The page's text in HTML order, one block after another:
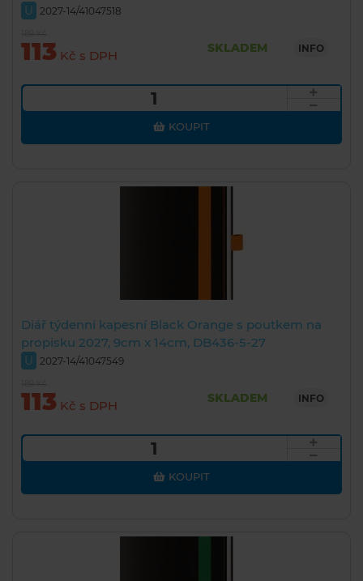
U 2027-14/41047518
113 Kč s DPH
SKLADEM INFO
KOUPIT
Diář týdenní kapesní Black Orange s poutkem na
propisku 2027, 9cm x 14cm, DB436-5-27
U 2027-14/41047549
113 Kč s DPH
SKLADEM INFO
KOUPIT